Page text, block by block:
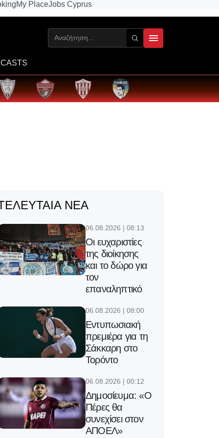
My PlaceJobs Cyprus
ΝΈΑ
06.08.2026 | 08:13
Οι ευχαριστίες
της διοίκησης
και το δώρο για
τον
επαναληπτικό
06.08.2026 | 08:00
Εντυπωσιακή
πρεμιέρα για τη
Σάκκαρη στο
Τορόντο
06.08.2026 | 00:12
Δημοσίευμα: «Ο
Πέρες θα
συνεχίσει στον
ΑΠΟΕΛ»